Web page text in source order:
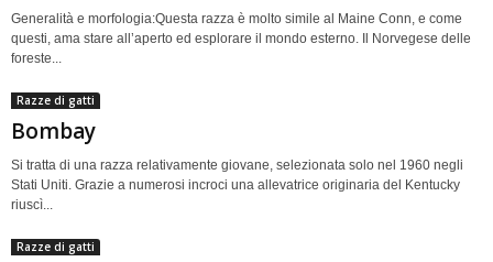
Generalità e morfologia:Questa razza è molto simile al Maine Conn, e come
questi, ama stare all’aperto ed esplorare il mondo esterno. Il Norvegese delle
foreste...
Razze di gatti
Bombay
Si tratta di una razza relativamente giovane, selezionata solo nel 1960 negli
Stati Uniti. Grazie a numerosi incroci una allevatrice originaria del Kentucky
riuscì...
Razze di gatti